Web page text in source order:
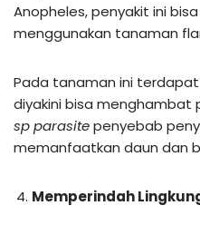
Anopheles, penyakit ini
menggunakan tanaman
Pada tanaman ini
diyakini bisa menghambat
sp parasitepenyebab
memanfaatkan daun dan
Memperindah